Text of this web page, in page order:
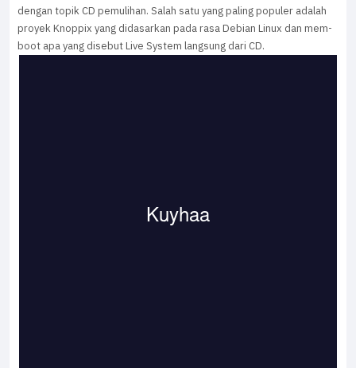
dengan topik CD pemulihan. Salah satu yang paling populer adalah
proyek Knoppix yang didasarkan pada rasa Debian Linux dan mem-
boot apa yang disebut Live System langsung dari CD.